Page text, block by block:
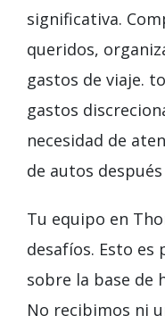
significativa.
queridos,
gastos de viaje.
gastos
necesidad de
de autos
Tu equipo en
desafíos. Esto es
sobre la base de
No recibimos ni